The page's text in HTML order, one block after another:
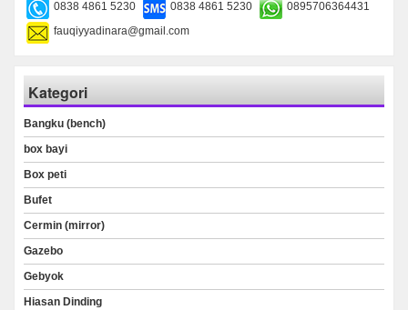
0838 4861 5230 0838 4861 5230
0895706364431
fauqiyyadinara@gmail.com
Kategori
Bangku (bench)
box bayi
Box peti
Bufet
Cermin (mirror)
Gazebo
Gebyok
Hiasan Dinding